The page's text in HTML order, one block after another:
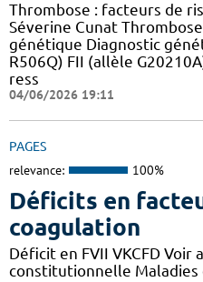
Thrombose : facteurs de
Séverine Cunat
génétique Diagnostic
R506Q) FII (allèle
ress
04/06/2026 19:11
PAGES
relevance: 100%
Déficits en
coagulation
Déficit en FVII VKCFD Voir
constitutionnelle Maladies